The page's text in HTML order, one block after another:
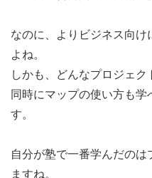
なのに、よりビジネス向
よね。
しかも、どんなプロジェク
同時にマップの使い方も学
す。
自分が塾で一番学んだの
ますね。